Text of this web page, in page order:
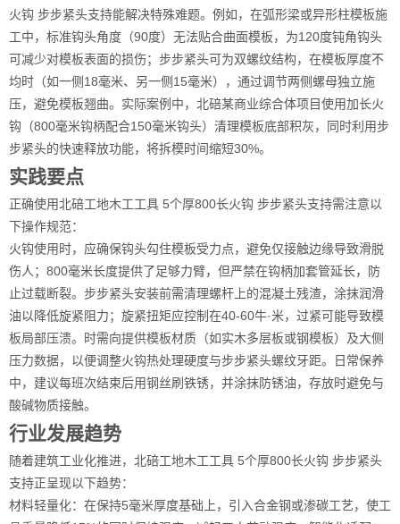
火钩 步步紧头支持能解决特殊难题。例如，在弧形梁或异形柱模板施
工中，标准钩头角度（90度）无法贴合曲面模板，为120度钝角钩头
可减少对模板表面的损伤；步步紧头可为双螺纹结构，在模板厚度不
均时（如一侧18毫米、另一侧15毫米），通过调节两侧螺母独立施
压，避免模板翘曲。实际案例中，北碚某商业综合体项目使用加长火
钩（800毫米钩柄配合150毫米钩头）清理模板底部积灰，同时利用步
步紧头的快速释放功能，将拆模时间缩短30%。
实践要点
正确使用北碚工地木工工具 5个厚800长火钩 步步紧头支持需注意以
下操作规范：
火钩使用时，应确保钩头勾住模板受力点，避免仅接触边缘导致滑脱
伤人；800毫米长度提供了足够力臂，但严禁在钩柄加套管延长，防
止过载断裂。步步紧头安装前需清理螺杆上的混凝土残渣，涂抹润滑
油以降低旋紧阻力；旋紧扭矩应控制在40-60牛·米，过紧可能导致模
板局部压溃。时需向提供模板材质（如实木多层板或钢模板）及大侧
压力数据，以便调整火钩热处理硬度与步步紧头螺纹牙距。日常保养
中，建议每班次结束后用钢丝刷铁锈，并涂抹防锈油，存放时避免与
酸碱物质接触。
行业发展趋势
随着建筑工业化推进，北碚工地木工工具 5个厚800长火钩 步步紧头
支持正呈现以下趋势：
材料轻量化：在保持5毫米厚度基础上，引入合金钢或渗碳工艺，使工